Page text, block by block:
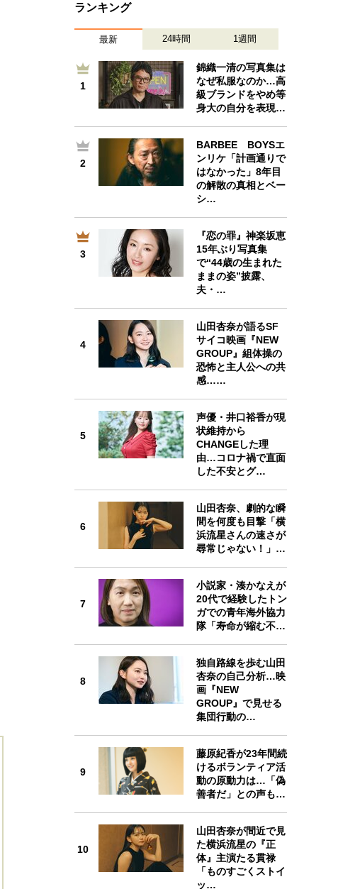
ランキング
最新 24時間 1週間
1
錦織一清の写真集は
なぜ私服なのか…高
級ブランドをやめ等
身大の自分を表現…
2
BARBEE BOYSエ
ンリケ「計画通りで
はなかった」8年目
の解散の真相とベー
シ…
3
『恋の罪』神楽坂恵
15年ぶり写真集
で“44歳の生まれた
ままの姿”披露、
夫・…
4
山田杏奈が語るSF
サイコ映画『NEW
GROUP』組体操の
恐怖と主人公への共
感……
5
声優・井口裕香が現
状維持から
CHANGEした理
由…コロナ禍で直面
した不安とグ…
6
山田杏奈、劇的な瞬
間を何度も目撃「横
浜流星さんの速さが
尋常じゃない！」…
7
小説家・湊かなえが
20代で経験したトン
ガでの青年海外協力
隊「寿命が縮む不…
8
独自路線を歩む山田
杏奈の自己分析…映
画『NEW
GROUP』で見せる
集団行動の…
9
藤原紀香が23年間続
けるボランティア活
動の原動力は…「偽
善者だ」との声も…
10
山田杏奈が間近で見
た横浜流星の『正
体』主演たる貫禄
「ものすごくストイ
ッ…